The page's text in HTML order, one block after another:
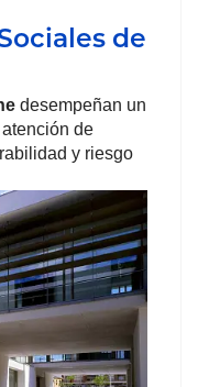
de
desempeñan un
de
y riesgo